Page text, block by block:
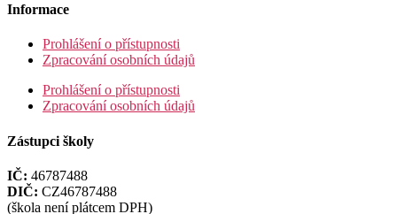
Informace
Prohlášení o přístupnosti
Zpracování osobních údajů
Prohlášení o přístupnosti
Zpracování osobních údajů
Zástupci školy
IČ: 46787488
DIČ: CZ46787488
(škola není plátcem DPH)